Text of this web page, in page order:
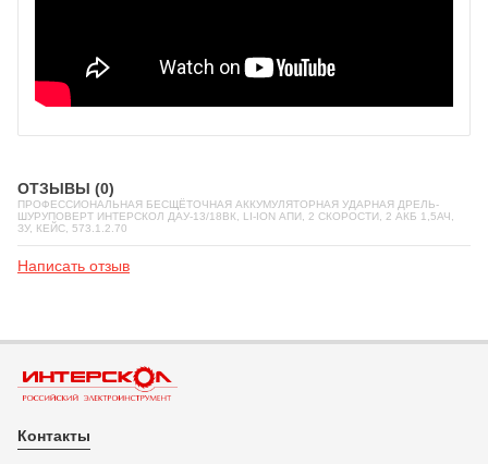
ОТЗЫВЫ (0)
ПРОФЕССИОНАЛЬНАЯ БЕСЩЁТОЧНАЯ АККУМУЛЯТОРНАЯ УДАРНАЯ ДРЕЛЬ-
ШУРУПОВЕРТ ИНТЕРСКОЛ ДАУ-13/18ВК, LI-ION АПИ, 2 СКОРОСТИ, 2 АКБ 1,5АЧ,
ЗУ, КЕЙС, 573.1.2.70
Написать отзыв
Контакты